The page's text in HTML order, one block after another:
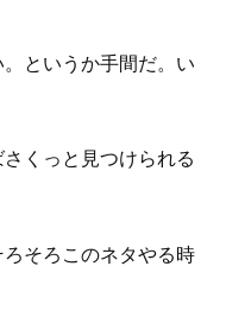
というか手間だ。い
くっと見つけられる
そろこのネタやる時